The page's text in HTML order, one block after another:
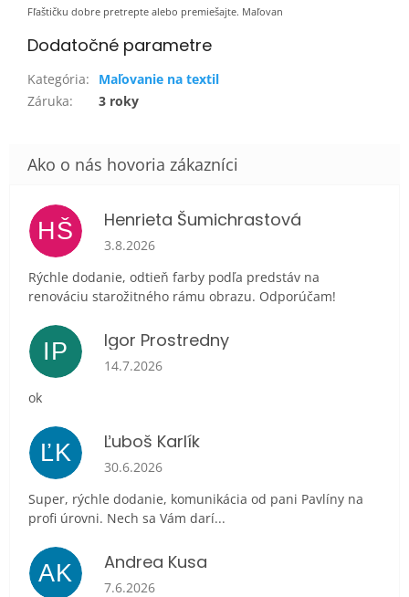
Fľaštičku dobre pretrepte alebo premiešajte. Maľovan
Dodatočné parametre
Kategória:
Maľovanie na textil
Záruka: 3 roky
HŠ Henrieta Šumichrastová
Hodnotenie obchodu je 5 z 5 hviezdičiek.
3.8.2026
Rýchle dodanie, odtieň farby podľa predstáv na
renováciu starožitného rámu obrazu. Odporúčam!
IP Igor Prostredny
Hodnotenie obchodu je 5 z 5 hviezdičiek.
14.7.2026
ok
ĽK Ľuboš Karlík
Hodnotenie obchodu je 5 z 5 hviezdičiek.
30.6.2026
Super, rýchle dodanie, komunikácia od pani Pavlíny na
profi úrovni. Nech sa Vám darí...
AK Andrea Kusa
Hodnotenie obchodu je 5 z 5 hviezdičiek.
7.6.2026